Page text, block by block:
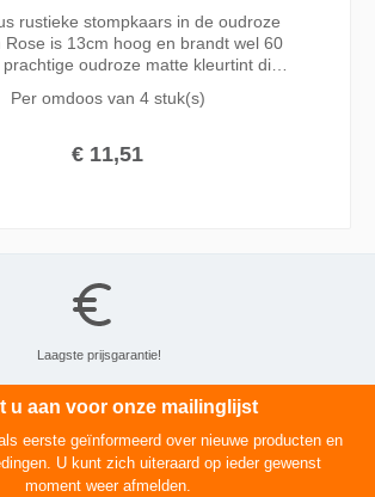
rustieke stompkaars in de oudroze
Rose is 13cm hoog en brandt wel 60
oudroze matte kleurtint die
Een trendy kleur die past bij elk
Per omdoos van 4 stuk(s)
€ 11,51
Laagste prijsgarantie!
u aan voor onze mailinglijst
eerste geïnformeerd over nieuwe producten en
U kunt zich uiteraard op ieder gewenst
moment weer afmelden.